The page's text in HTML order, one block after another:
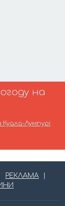
на
Куала-Лумпурі
РЕКЛАМА